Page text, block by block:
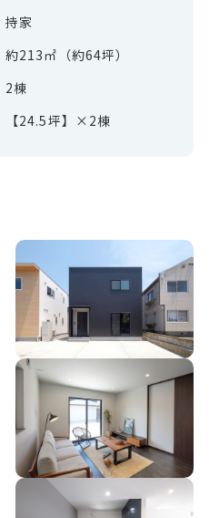
持家
約213㎡（約64坪）
2棟
【24.5坪】×2棟